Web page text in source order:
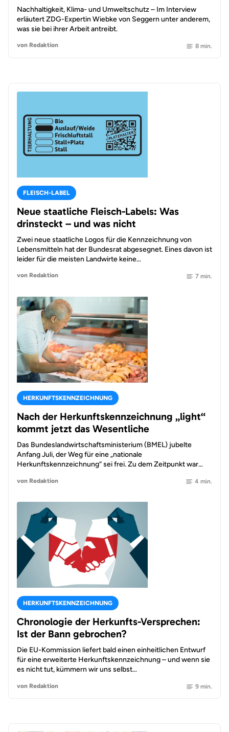
Nachhaltigkeit, Klima- und Umweltschutz – Im Interview
erläutert ZDG-Expertin Wiebke von Seggern unter anderem,
was sie bei ihrer Arbeit antreibt.
von Redaktion 8 min.
FLEISCH-LABEL
Neue staatliche Fleisch-Labels: Was
drinsteckt – und was nicht
Zwei neue staatliche Logos für die Kennzeichnung von
Lebensmitteln hat der Bundesrat abgesegnet. Eines davon ist
leider für die meisten Landwirte keine…
von Redaktion 7 min.
HERKUNFTSKENNZEICHNUNG
Nach der Herkunftskennzeichnung „light“
kommt jetzt das Wesentliche
Das Bundeslandwirtschaftsministerium (BMEL) jubelte
Anfang Juli, der Weg für eine „nationale
Herkunftskennzeichnung“ sei frei. Zu dem Zeitpunkt war…
von Redaktion 4 min.
HERKUNFTSKENNZEICHNUNG
Chronologie der Herkunfts-Versprechen:
Ist der Bann gebrochen?
Die EU-Kommission liefert bald einen einheitlichen Entwurf
für eine erweiterte Herkunftskennzeichnung – und wenn sie
es nicht tut, kümmern wir uns selbst…
von Redaktion 9 min.